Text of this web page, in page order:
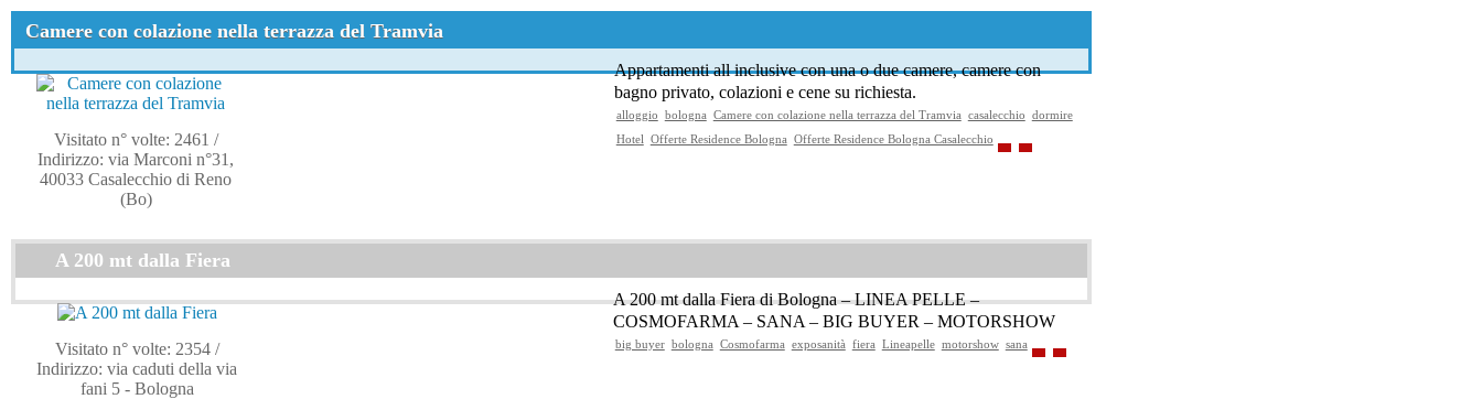
Camere con colazione nella terrazza del Tramvia
Visitato n° volte: 2461 /
Indirizzo: via Marconi n°31,
40033 Casalecchio di Reno
(Bo)
Appartamenti all inclusive con una o due camere, camere con
bagno privato, colazioni e cene su richiesta.
alloggio bologna Camere con colazione nella terrazza del Tramvia casalecchio dormire
Hotel Offerte Residence Bologna Offerte Residence Bologna Casalecchio
A 200 mt dalla Fiera
Visitato n° volte: 2354 /
Indirizzo: via caduti della via
fani 5 - Bologna
A 200 mt dalla Fiera di Bologna – LINEA PELLE –
COSMOFARMA – SANA – BIG BUYER – MOTORSHOW
big buyer bologna Cosmofarma exposanità fiera Lineapelle motorshow sana